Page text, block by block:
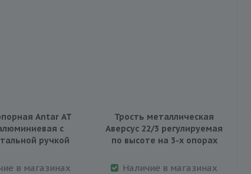
Antar АТ
с
ручкой
в магазинах
Трость металлическая
Аверсус 22/3 регулируемая
по высоте на 3-х опорах
Наличие в магазинах